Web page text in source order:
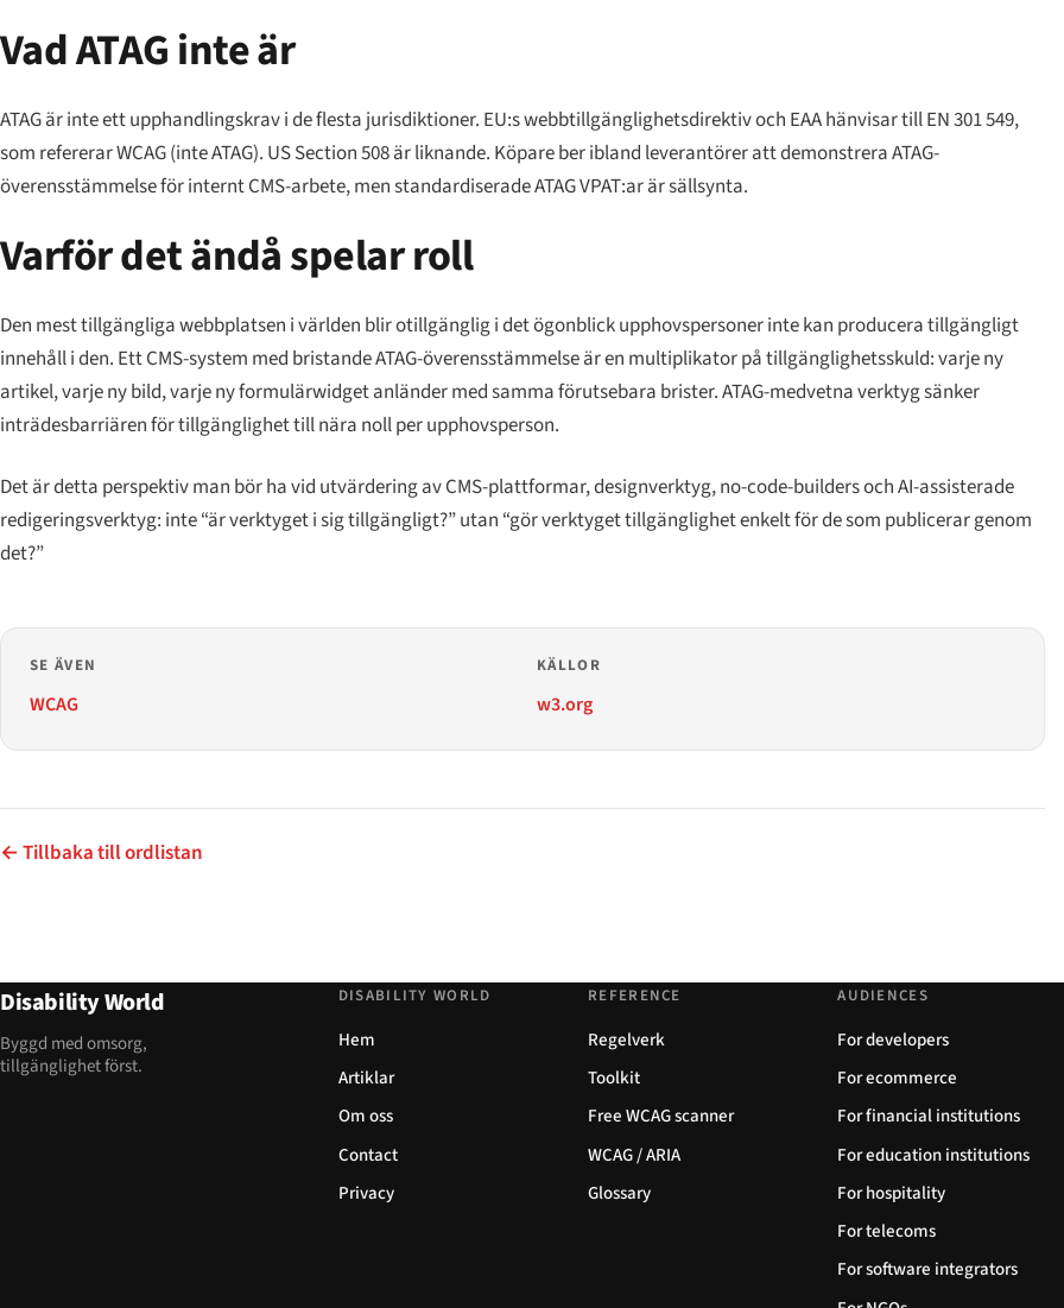
Vad ATAG inte är
ATAG är inte ett upphandlingskrav i de flesta jurisdiktioner. EU:s webbtillgänglighetsdirektiv och EAA hänvisar till EN 301 549,
som refererar WCAG (inte ATAG). US Section 508 är liknande. Köpare ber ibland leverantörer att demonstrera ATAG-
överensstämmelse för internt CMS-arbete, men standardiserade ATAG VPAT:ar är sällsynta.
Varför det ändå spelar roll
Den mest tillgängliga webbplatsen i världen blir otillgänglig i det ögonblick upphovspersoner inte kan producera tillgängligt
innehåll i den. Ett CMS-system med bristande ATAG-överensstämmelse är en multiplikator på tillgänglighetsskuld: varje ny
artikel, varje ny bild, varje ny formulärwidget anländer med samma förutsebara brister. ATAG-medvetna verktyg sänker
inträdesbarriären för tillgänglighet till nära noll per upphovsperson.
Det är detta perspektiv man bör ha vid utvärdering av CMS-plattformar, designverktyg, no-code-builders och AI-assisterade
redigeringsverktyg: inte “är verktyget i sig tillgängligt?” utan “gör verktyget tillgänglighet enkelt för de som publicerar genom
det?”
SE ÄVEN
WCAG
KÄLLOR
w3.org
← Tillbaka till ordlistan
Disability World
Byggd med omsorg,
tillgänglighet först.
DISABILITY WORLD
Hem
Artiklar
Om oss
Contact
Privacy
REFERENCE
Regelverk
Toolkit
Free WCAG scanner
WCAG / ARIA
Glossary
AUDIENCES
For developers
For ecommerce
For financial institutions
For education institutions
For hospitality
For telecoms
For software integrators